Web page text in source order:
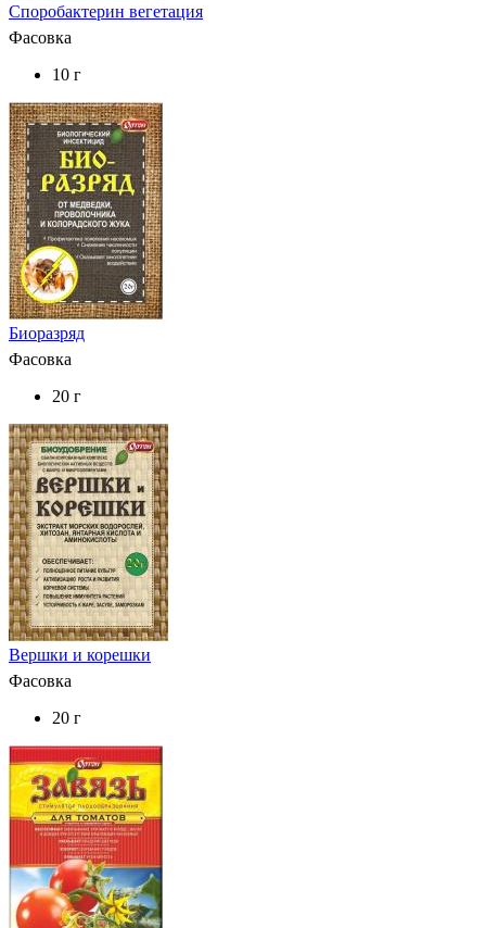
Споробактерин вегетация
Фасовка
10 г
Биоразряд
Фасовка
20 г
Вершки и корешки
Фасовка
20 г